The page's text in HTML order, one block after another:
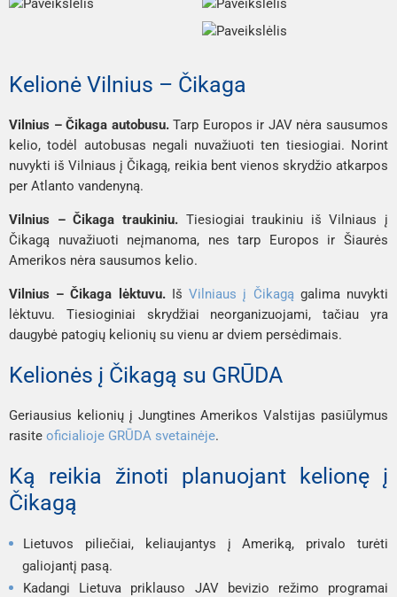
Kelionė Vilnius – Čikaga
Vilnius – Čikaga autobusu.Tarp Europos ir JAV nėra sausumos
kelio, todėl autobusas negali nuvažiuoti ten tiesiogiai. Norint
nuvykti iš Vilniaus į Čikagą, reikia bent vienos skrydžio atkarpos
per Atlanto vandenyną.
Vilnius – Čikaga traukiniu. Tiesiogiai traukiniu iš Vilniaus į
Čikagą nuvažiuoti neįmanoma, nes tarp Europos ir Šiaurės
Amerikos nėra sausumos kelio.
Vilnius – Čikaga lėktuvu. IšVilniaus į Čikagągalima nuvykti
lėktuvu. Tiesioginiai skrydžiai neorganizuojami, tačiau yra
daugybė patogių kelionių su vienu ar dviem persėdimais.
Kelionės į Čikagą su GRŪDA
Geriausius kelionių į Jungtines Amerikos Valstijas pasiūlymus
rasite oficialioje GRŪDA svetainėje.
Ką reikia žinoti planuojant kelionę į
Čikagą
Lietuvos piliečiai, keliaujantys į Ameriką, privalo turėti
galiojantį pasą.
Kadangi Lietuva priklauso JAV bevizio režimo programai